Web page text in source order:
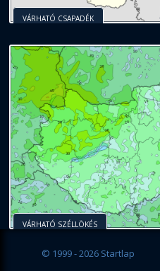
VÁRHATÓ CSAPADÉK
VÁRHATÓ SZÉLLÖKÉS
© 1999 - 2026 Startlap